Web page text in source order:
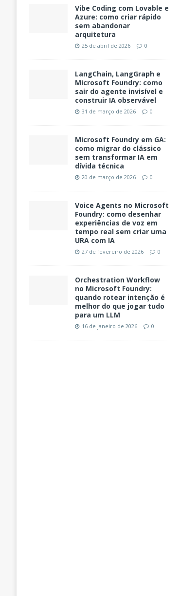
Vibe Coding com Lovable e
Azure: como criar rápido
sem abandonar
arquitetura
25 de abril de 2026 0
LangChain, LangGraph e
Microsoft Foundry: como
sair do agente invisível e
construir IA observável
31 de março de 2026 0
Microsoft Foundry em GA:
como migrar do clássico
sem transformar IA em
dívida técnica
20 de março de 2026 0
Voice Agents no Microsoft
Foundry: como desenhar
experiências de voz em
tempo real sem criar uma
URA com IA
27 de fevereiro de 2026 0
Orchestration Workflow
no Microsoft Foundry:
quando rotear intenção é
melhor do que jogar tudo
para um LLM
16 de janeiro de 2026 0